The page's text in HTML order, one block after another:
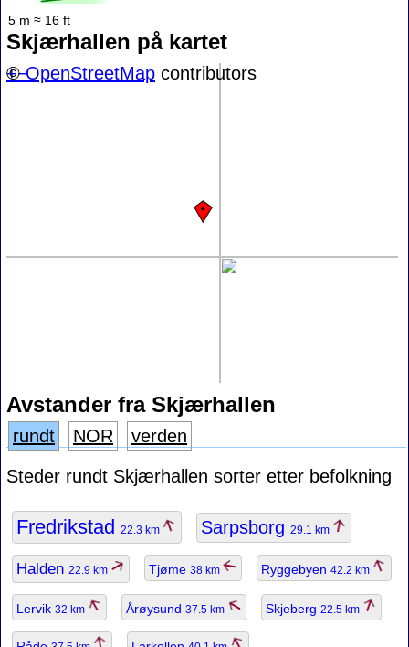
5 m ≈ 16 ft
Skjærhallen på kartet
+−
©OpenStreetMap contributors
Avstander fra Skjærhallen
rundt NOR
verden
Steder rundt Skjærhallen sorter etter befolkning
Fredrikstad 22.3 km Sarpsborg 29.1 km
Halden 22.9 km Tjøme 38 km Ryggebyen 42.2 km
Lervik 32 km Årøysund 37.5 km Skjeberg 22.5 km